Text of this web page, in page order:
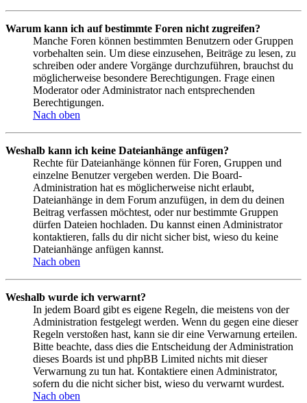
Warum kann ich auf bestimmte Foren nicht zugreifen?
Manche Foren können bestimmten Benutzern oder Gruppen
vorbehalten sein. Um diese einzusehen, Beiträge zu lesen, zu
schreiben oder andere Vorgänge durchzuführen, brauchst du
möglicherweise besondere Berechtigungen. Frage einen
Moderator oder Administrator nach entsprechenden
Berechtigungen.
Nach oben
Weshalb kann ich keine Dateianhänge anfügen?
Rechte für Dateianhänge können für Foren, Gruppen und
einzelne Benutzer vergeben werden. Die Board-
Administration hat es möglicherweise nicht erlaubt,
Dateianhänge in dem Forum anzufügen, in dem du deinen
Beitrag verfassen möchtest, oder nur bestimmte Gruppen
dürfen Dateien hochladen. Du kannst einen Administrator
kontaktieren, falls du dir nicht sicher bist, wieso du keine
Dateianhänge anfügen kannst.
Nach oben
Weshalb wurde ich verwarnt?
In jedem Board gibt es eigene Regeln, die meistens von der
Administration festgelegt werden. Wenn du gegen eine dieser
Regeln verstoßen hast, kann sie dir eine Verwarnung erteilen.
Bitte beachte, dass dies die Entscheidung der Administration
dieses Boards ist und phpBB Limited nichts mit dieser
Verwarnung zu tun hat. Kontaktiere einen Administrator,
sofern du die nicht sicher bist, wieso du verwarnt wurdest.
Nach oben